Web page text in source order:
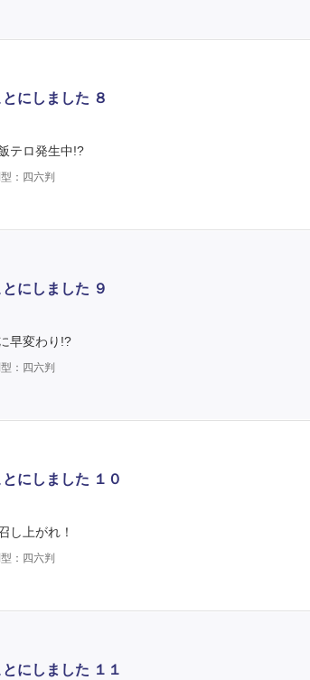
にしました ８
テロ発生中!?
：四六判
にしました ９
早変わり!?
：四六判
にしました １０
し上がれ！
：四六判
にしました １１